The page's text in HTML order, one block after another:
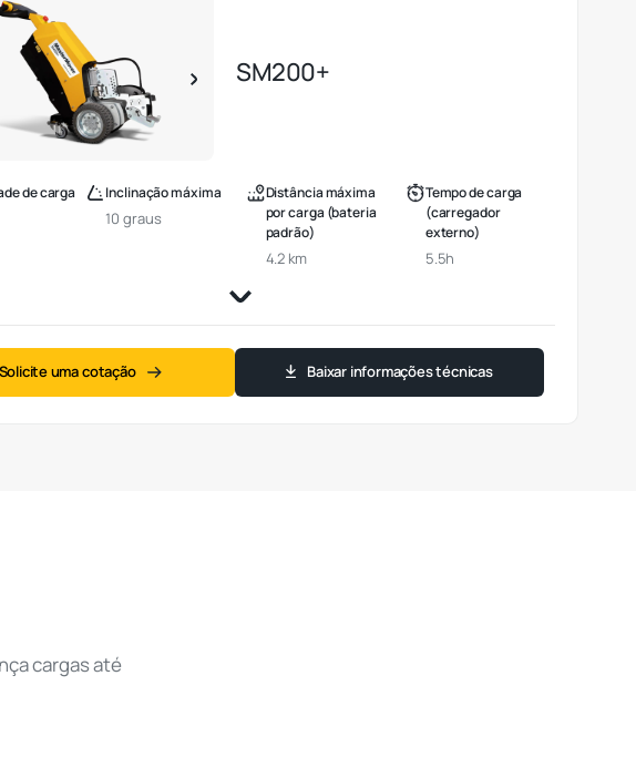
SM200+
de carga Inclinação máxima
10 graus
Distância máxima
por carga (bateria
padrão)
4.2 km
Tempo de carga
(carregador
externo)
5.5h
Solicite uma cotação Baixar informações técnicas
cargas até